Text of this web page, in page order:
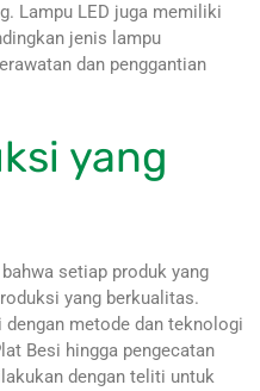
Lampu LED juga memiliki
jenis lampu
dan penggantian
yang
setiap produk yang
yang berkualitas.
metode dan teknologi
Besi hingga pengecatan
dengan teliti untuk